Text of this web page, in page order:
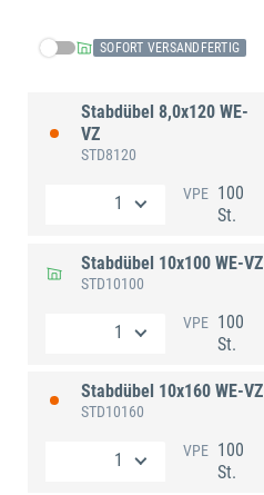
SOFORT VERSANDFERTIG
Stabdübel 8,0x120 WE-
VZ
STD8120
VPE 100
St.
Stabdübel 10x100 WE-VZ
STD10100
VPE 100
St.
Stabdübel 10x160 WE-VZ
STD10160
VPE 100
St.